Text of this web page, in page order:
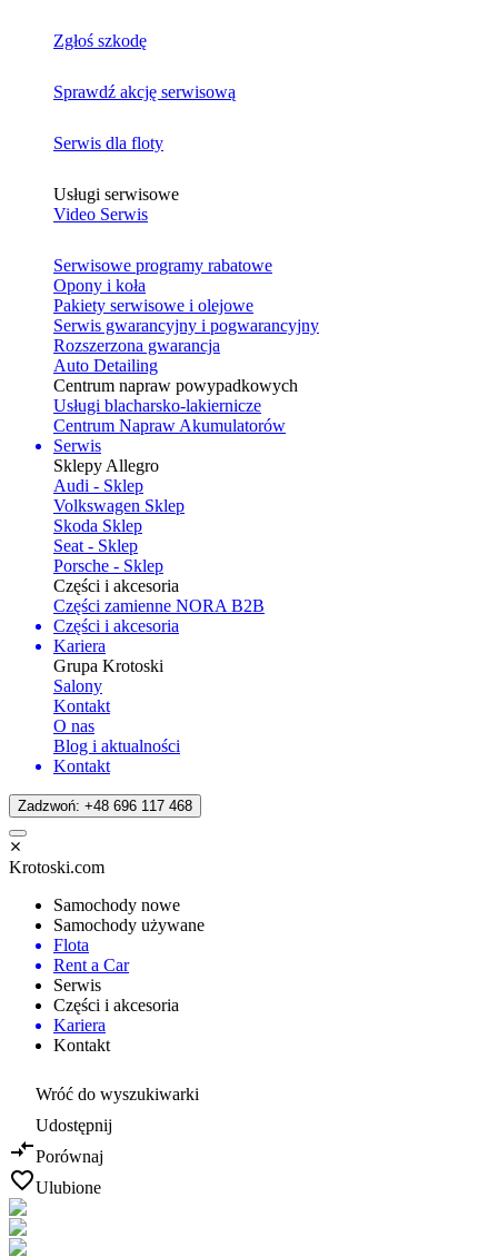
Zgłoś szkodę
Sprawdź akcję serwisową
Serwis dla floty
Usługi serwisowe
Video Serwis
Serwisowe programy rabatowe
Opony i koła
Pakiety serwisowe i olejowe
Serwis gwarancyjny i pogwarancyjny
Rozszerzona gwarancja
Auto Detailing
Centrum napraw powypadkowych
Usługi blacharsko-lakiernicze
Centrum Napraw Akumulatorów
Serwis
Sklepy Allegro
Audi - Sklep
Volkswagen Sklep
Skoda Sklep
Seat - Sklep
Porsche - Sklep
Części i akcesoria
Części zamienne NORA B2B
Części i akcesoria
Kariera
Grupa Krotoski
Salony
Kontakt
O nas
Blog i aktualności
Kontakt
Zadzwoń: +48 696 117 468
Krotoski.com
Samochody nowe
Samochody używane
Flota
Rent a Car
Serwis
Części i akcesoria
Kariera
Kontakt
Wróć do wyszukiwarki
Udostępnij
Porównaj
Ulubione